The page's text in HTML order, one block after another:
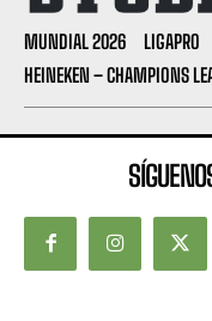
MUNDIAL 2026 LIGAPRO
HEINEKEN – CHAMPIONS